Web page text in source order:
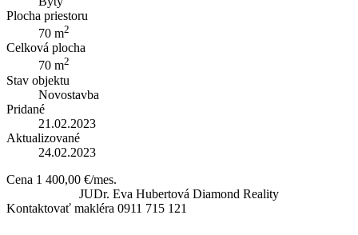
Plocha priestoru
70 m2
Celková plocha
70 m2
Stav objektu
Novostavba
Pridané
21.02.2023
Aktualizované
24.02.2023
Cena 1 400,00 €/mes.
JUDr. Eva Hubertová Diamond Reality
Kontaktovať makléra 0911 715 121